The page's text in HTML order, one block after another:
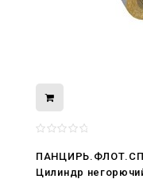
ПАНЦИРЬ.ФЛОТ.СП-
Цилиндр
С